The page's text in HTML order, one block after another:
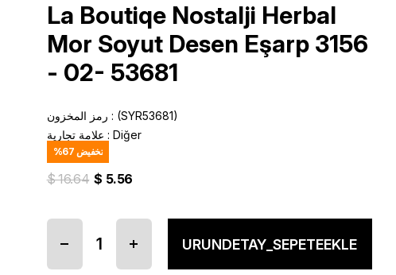
La Boutiqe Nostalji Herbal
Mor Soyut Desen Eşarp 3156
- 02- 53681
رمز المخزون
(SYR53681)
علامة تجارية : Diğer
%67 تخفيض
$ 16.64 $ 5.56